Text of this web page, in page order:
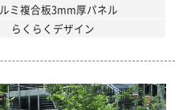
ミ複合板3mm厚パネル
らくらくデザイン